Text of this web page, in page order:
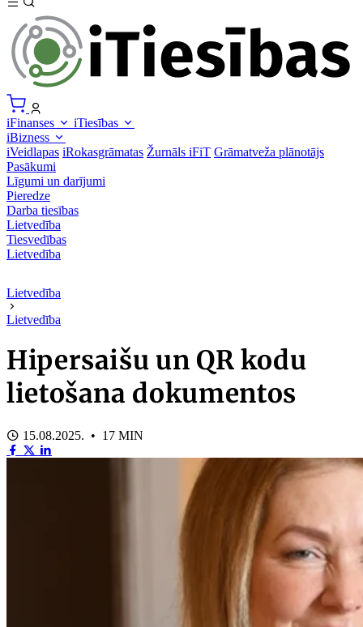
iFinanses
iTiesības
iBizness
iVeidlapas iRokasgrāmatas Žurnāls iFiT Grāmatveža plānotājs
Pasākumi
Līgumi un darījumi
Pieredze
Darba tiesības
Lietvedība
Tiesvedības
Lietvedība
Lietvedība
Lietvedība
Hipersaišu un QR kodu
lietošana dokumentos
15.08.2025. • 17 MIN